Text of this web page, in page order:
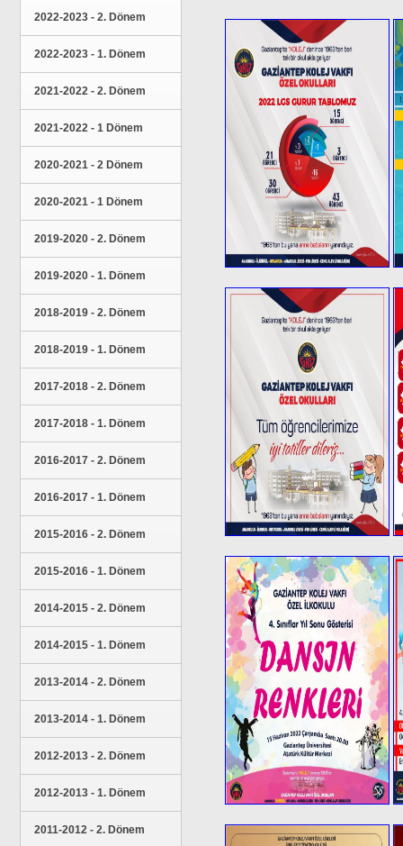
2022-2023 - 2. Dönem
2022-2023 - 1. Dönem
2021-2022 - 2. Dönem
2021-2022 - 1 Dönem
2020-2021 - 2 Dönem
2020-2021 - 1 Dönem
2019-2020 - 2. Dönem
2019-2020 - 1. Dönem
2018-2019 - 2. Dönem
2018-2019 - 1. Dönem
2017-2018 - 2. Dönem
2017-2018 - 1. Dönem
2016-2017 - 2. Dönem
2016-2017 - 1. Dönem
2015-2016 - 2. Dönem
2015-2016 - 1. Dönem
2014-2015 - 2. Dönem
2014-2015 - 1. Dönem
2013-2014 - 2. Dönem
2013-2014 - 1. Dönem
2012-2013 - 2. Dönem
2012-2013 - 1. Dönem
2011-2012 - 2. Dönem